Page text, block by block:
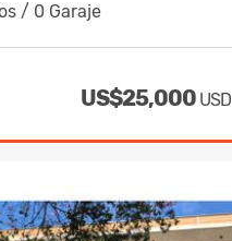
/ 0 Garaje
US$25,000 USD